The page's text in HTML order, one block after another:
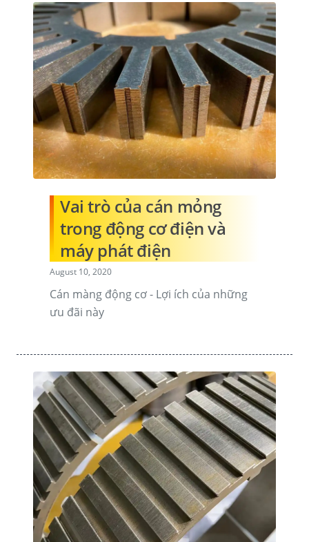
Vai trò của cán mỏng
trong động cơ điện và
máy phát điện
August 10, 2020
Cán màng động cơ - Lợi ích của những
ưu đãi này